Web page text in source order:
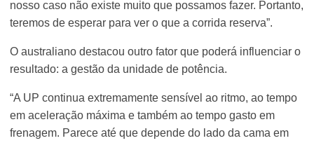
nosso caso não existe muito que possamos fazer. Portanto,
teremos de esperar para ver o que a corrida reserva”.
O australiano destacou outro fator que poderá influenciar o
resultado: a gestão da unidade de potência.
“A UP continua extremamente sensível ao ritmo, ao tempo
em aceleração máxima e também ao tempo gasto em
frenagem. Parece até que depende do lado da cama em